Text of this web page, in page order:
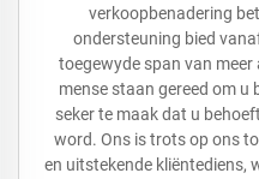
verkoopbenadering
ondersteuning bied
toegewyde span van
mense staan gereed om u
seker te maak dat u
word. Ons is trots op ons
en uitstekende kliëntediens,